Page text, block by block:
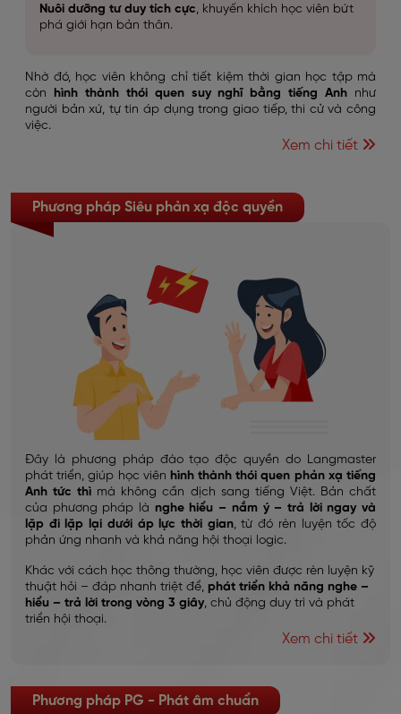
Nuôi dưỡng tư duy tích cực, khuyến khích học viên bứt
phá giới hạn bản thân.
Nhờ đó, học viên không chỉ tiết kiệm thời gian học tập mà
còn hình thành thói quen suy nghĩ bằng tiếng Anh như
người bản xứ, tự tin áp dụng trong giao tiếp, thi cử và công
việc.
Xem chi tiết
Phương pháp Siêu phản xạ độc quyền
Đây là phương pháp đào tạo độc quyền do Langmaster
phát triển, giúp học viên hình thành thói quen phản xạ tiếng
Anh tức thì mà không cần dịch sang tiếng Việt. Bản chất
của phương pháp là nghe hiểu – nắm ý – trả lời ngay và
lặp đi lặp lại dưới áp lực thời gian, từ đó rèn luyện tốc độ
phản ứng nhanh và khả năng hội thoại logic.
Khác với cách học thông thường, học viên được rèn luyện kỹ
thuật hỏi – đáp nhanh triệt để, phát triển khả năng nghe –
hiểu – trả lời trong vòng 3 giây, chủ động duy trì và phát
triển hội thoại.
Xem chi tiết
Phương pháp PG - Phát âm chuẩn